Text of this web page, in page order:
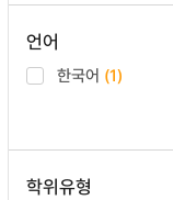
언어
한국어 (1)
학위유형